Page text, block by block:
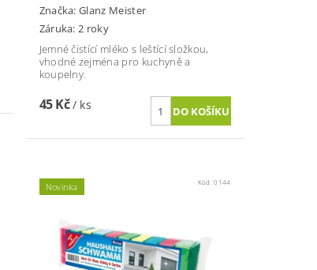
Značka:Glanz Meister
Záruka: 2 roky
Jemné čistící mléko s leštící složkou,
vhodné zejména pro kuchyně a
koupelny.
45 Kč/ ks
Novinka Kód:0144